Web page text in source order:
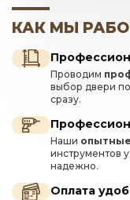
КАК МЫ
Проводим
выбор двери
сразу.
Наши
инструментов
надежно.
Оплата